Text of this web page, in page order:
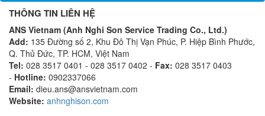
THÔNG TIN LIÊN HỆ
ANS Vietnam (Anh Nghi Son Service Trading Co., Ltd.)
Add: 135 Đường số 2, Khu Đô Thị Vạn Phúc, P. Hiệp Bình Phước,
Q. Thủ Đức, TP. HCM, Việt Nam
Tel: 028 3517 0401 - 028 3517 0402 - Fax: 028 3517 0403
- Hotline: 0902337066
Email: dieu.ans@ansvietnam.com
Website: anhnghison.com